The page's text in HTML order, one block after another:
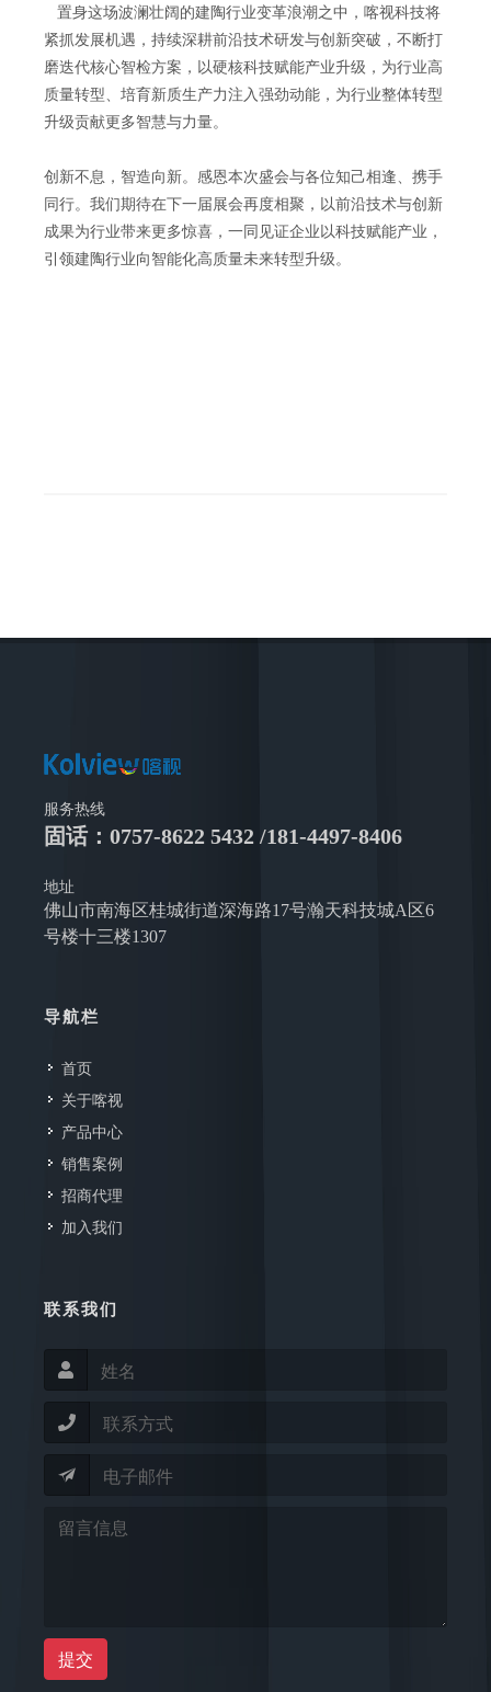
置身这场波澜壮阔的建陶行业变革浪潮之中，喀视科技将
紧抓发展机遇，持续深耕前沿技术研发与创新突破，不断打
磨迭代核心智检方案，以硬核科技赋能产业升级，为行业高
质量转型、培育新质生产力注入强劲动能，为行业整体转型
升级贡献更多智慧与力量。
创新不息，智造向新。感恩本次盛会与各位知己相逢、携手
同行。我们期待在下一届展会再度相聚，以前沿技术与创新
成果为行业带来更多惊喜，一同见证企业以科技赋能产业，
引领建陶行业向智能化高质量未来转型升级。
服务热线
固话：0757-8622 5432 /181-4497-8406
地址
佛山市南海区桂城街道深海路17号瀚天科技城A区6
号楼十三楼1307
导航栏
首页
关于喀视
产品中心
销售案例
招商代理
加入我们
联系我们
提交